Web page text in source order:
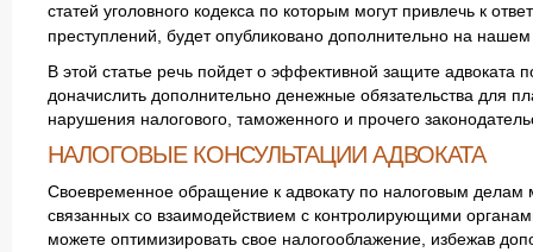
статей уголовного кодекса по которым могут привлечь к
преступлений, будет опубликовано дополнительно на нашем
В этой статье речь пойдет о эффективной защите адвоката
доначислить дополнительно денежные обязательства для
нарушения налогового, таможенного и прочего
НАЛОГОВЫЕ КОНСУЛЬТАЦИИ АДВОКАТА
Своевременное обращение к адвокату по налоговым делам
связанных со взаимодействием с контролирующими
можете оптимизировать свое налогооблажение, избежав